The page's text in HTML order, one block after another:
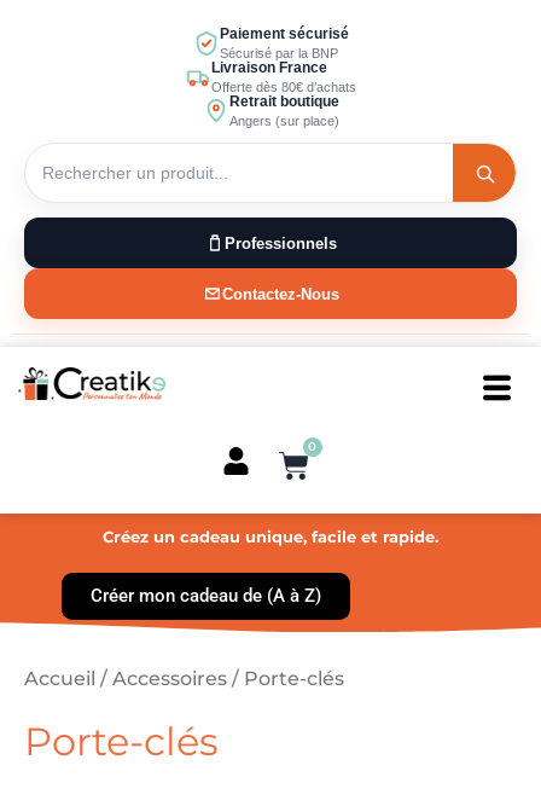
Paiement sécurisé
Sécurisé par la BNP
Livraison France
Offerte dès 80€ d’achats
Retrait boutique
Angers (sur place)
Professionnels
Contactez-Nous
0
Panier
Créez un cadeau unique, facile et rapide.
Créer mon cadeau de (A à Z)
Accueil / Accessoires / Porte-clés
Porte-clés